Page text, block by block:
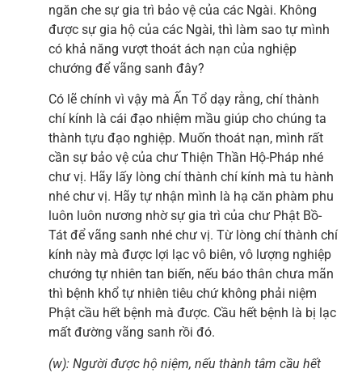
ngăn che sự gia trì bảo vệ của các Ngài. Không
được sự gia hộ của các Ngài, thì làm sao tự mình
có khả năng vượt thoát ách nạn của nghiệp
chướng để vãng sanh đây?
Có lẽ chính vì vậy mà Ấn Tổ dạy rằng, chí thành
chí kính là cái đạo nhiệm mầu giúp cho chúng ta
thành tựu đạo nghiệp. Muốn thoát nạn, mình rất
cần sự bảo vệ của chư Thiện Thần Hộ-Pháp nhé
chư vị. Hãy lấy lòng chí thành chí kính mà tu hành
nhé chư vị. Hãy tự nhận mình là hạ căn phàm phu
luôn luôn nương nhờ sự gia trì của chư Phật Bồ-
Tát để vãng sanh nhé chư vị. Từ lòng chí thành chí
kính này mà được lợi lạc vô biên, vô lượng nghiệp
chướng tự nhiên tan biến, nếu báo thân chưa mãn
thì bệnh khổ tự nhiên tiêu chứ không phải niệm
Phật cầu hết bệnh mà được. Cầu hết bệnh là bị lạc
mất đường vãng sanh rồi đó.
(w): Người được hộ niệm, nếu thành tâm cầu hết